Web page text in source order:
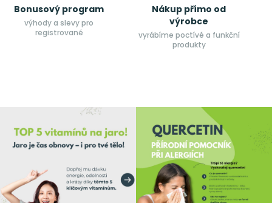
Bonusový program
výhody a slevy pro
registrované
Nákup přímo od
výrobce
vyrábíme poctívé a funkční
produkty